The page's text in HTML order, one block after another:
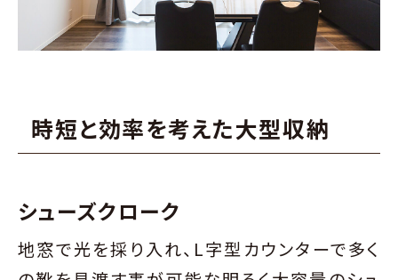
時短と効率を考えた大型収納
シューズクローク
地窓で光を採り入れ、L字型カウンターで多く